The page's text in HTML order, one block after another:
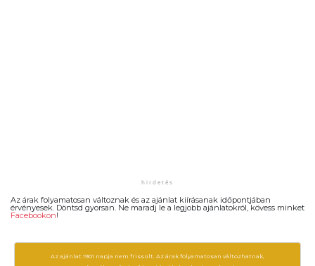
Az árak folyamatosan változnak és az ajánlat kiírásanak időpontjában
érvényesek. Döntsd gyorsan. Ne maradj le a legjobb ajánlatokról, kövess minket
Facebookon!
Az ajánlat 1901 napja nem frissült. Az árak folyamatosan változhatnak,